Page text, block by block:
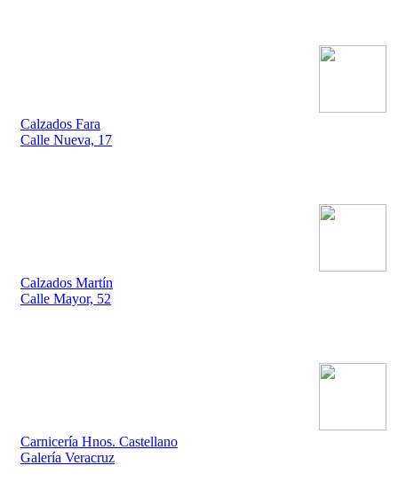
Calzados Fara
Calle Nueva, 17
Calzados Martín
Calle Mayor, 52
Carnicería Hnos. Castellano
Galería Veracruz